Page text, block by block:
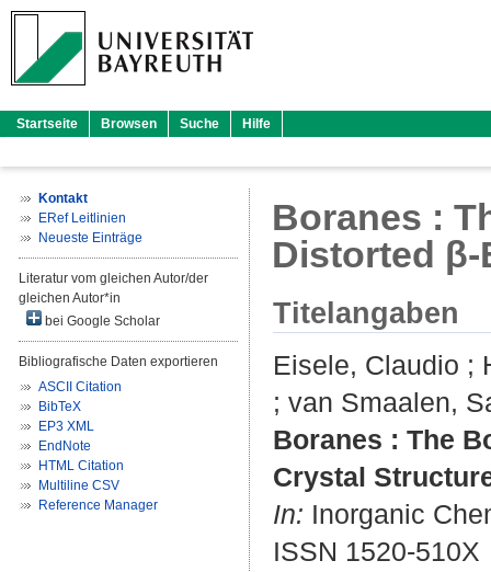
Startseite Browsen Suche Hilfe
Kontakt
ERef Leitlinien
Neueste Einträge
Literatur vom gleichen Autor/der
gleichen Autor*in
bei Google Scholar
Bibliografische Daten exportieren
ASCII Citation
BibTeX
EP3 XML
EndNote
HTML Citation
Multiline CSV
Reference Manager
Boranes :
Distorted
Titelangaben
Eisele, Claudio ;
; van Smaalen,
Boranes : The
Crystal
In: Inorganic
ISSN 1520-510X